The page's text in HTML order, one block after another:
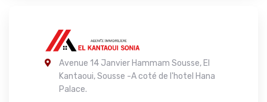
Avenue 14 Janvier Hammam Sousse, El
Kantaoui, Sousse -A coté de l'hotel Hana
Palace.